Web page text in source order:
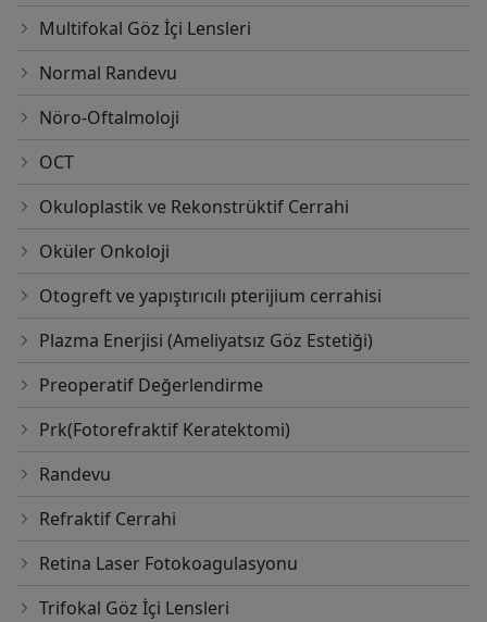
Multifokal Göz İçi Lensleri
Normal Randevu
Nöro-Oftalmoloji
OCT
Okuloplastik ve Rekonstrüktif Cerrahi
Oküler Onkoloji
Otogreft ve yapıştırıcılı pterijium cerrahisi
Plazma Enerjisi (Ameliyatsız Göz Estetiği)
Preoperatif Değerlendirme
Prk(Fotorefraktif Keratektomi)
Randevu
Refraktif Cerrahi
Retina Laser Fotokoagulasyonu
Trifokal Göz İçi Lensleri